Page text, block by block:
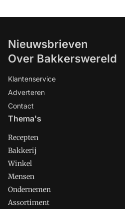
Nieuwsbrieven
Over Bakkerswereld
Klantenservice
Adverteren
Contact
Thema's
Recepten
Bakkerij
Winkel
Mensen
Ondernemen
Assortiment